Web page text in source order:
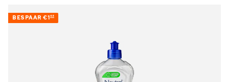
BESPAAR €148